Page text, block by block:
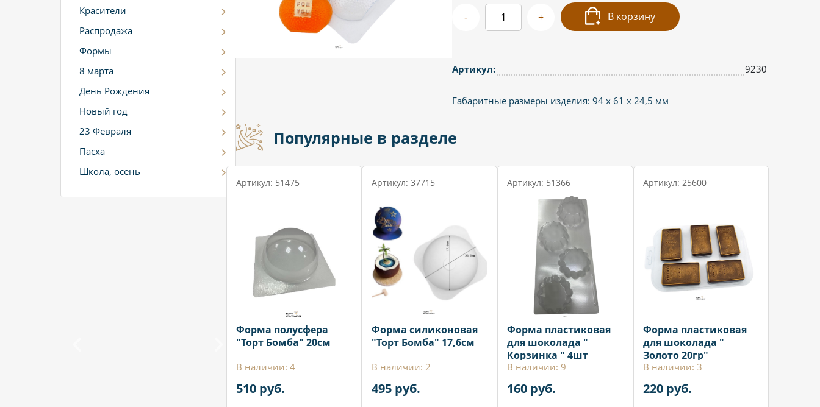
Красители
Распродажа
Формы
8 марта
День Рождения
Новый год
23 Февраля
Пасха
Школа, осень
- + В корзину
Артикул: 9230
Габаритные размеры изделия: 94 х 61 х 24,5 мм
Популярные в разделе
Артикул: 51475
Форма полусфера
"Торт Бомба" 20см
В наличии: 4
510 руб.
Артикул: 37715
Форма силиконовая
"Торт Бомба" 17,6см
В наличии: 2
495 руб.
Артикул: 51366
Форма пластиковая
для шоколада "
Корзинка " 4шт
В наличии: 9
160 руб.
Артикул: 25600
Форма пластиковая
для шоколада "
Золото 20гр"
В наличии: 3
220 руб.